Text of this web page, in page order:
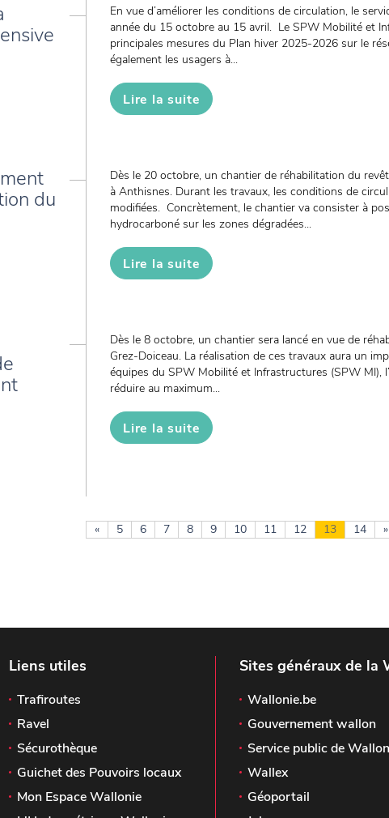
En vue d’améliorer les conditions de circulation, le
année du 15 octobre au 15 avril. Le SPW Mobilité et
principales mesures du Plan hiver 2025-2026 sur le
également les usagers à...
Lire la suite
du
Dès le 20 octobre, un chantier de réhabilitation du
à Anthisnes. Durant les travaux, les conditions de
modifiées. Concrètement, le chantier va consister à
hydrocarboné sur les zones dégradées...
Lire la suite
Dès le 8 octobre, un chantier sera lancé en vue de
Grez-Doiceau. La réalisation de ces travaux aura un
équipes du SPW Mobilité et Infrastructures (SPW MI),
réduire au maximum...
Lire la suite
« 5 6 7 8 9 10 11 12 13 14 »
Liens utiles
Trafiroutes
Ravel
Sécurothèque
Guichet des Pouvoirs locaux
Mon Espace Wallonie
Sites généraux de la
Wallonie.be
Gouvernement wallon
Service public de
Wallex
Géoportail